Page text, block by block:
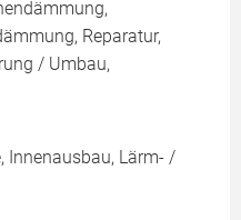
Reparatur,
/ Umbau,
Innenausbau, Lärm- /